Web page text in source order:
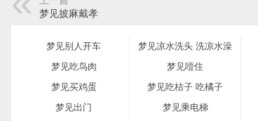
梦见披麻戴孝
梦见别人开车 梦见凉水洗头 洗凉水澡
梦见吃鸟肉
梦见噎住
梦见买鸡蛋
梦见吃桔子 吃橘子
梦见出门
梦见乘电梯